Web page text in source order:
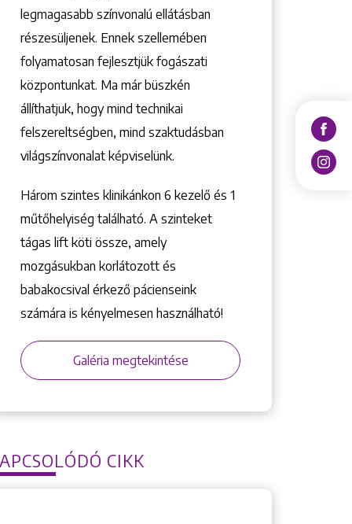
legmagasabb színvonalú ellátásban
részesüljenek. Ennek szellemében
folyamatosan fejlesztjük fogászati
központunkat. Ma már büszkén
állíthatjuk, hogy mind technikai
felszereltségben, mind szaktudásban
világszínvonalat képviselünk.
Három szintes klinikánkon 6 kezelő ­és 1
műtőhelyiség található. A szinteket
tágas lift köti össze, amely
mozgásukban korlátozott és
babakocsival érkező pácienseink
számára is kényelmesen használható!
Galéria megtekintése
CIKK